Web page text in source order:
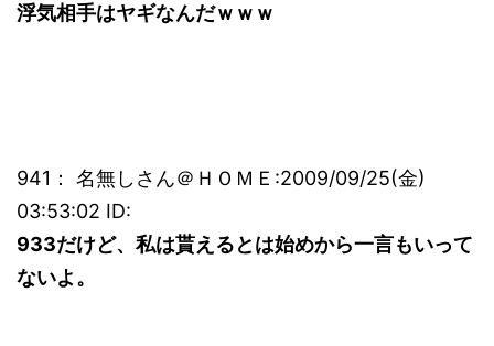
浮気相手はヤギなんだｗｗｗ
941： 名無しさん＠ＨＯＭＥ:2009/09/25(金)
03:53:02 ID:
933だけど、私は貰えるとは始めから一言もいって
ないよ。